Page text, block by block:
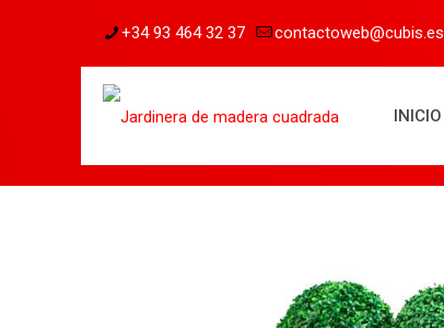
+34 93 464 32 37 contactoweb@cubis.es
INICIO